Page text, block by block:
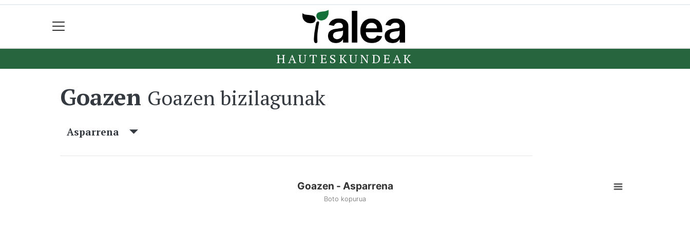
HAUTESKUNDEAK
Goazen Goazen bizilagunak
Asparrena
Goazen - Asparrena
Boto kopurua